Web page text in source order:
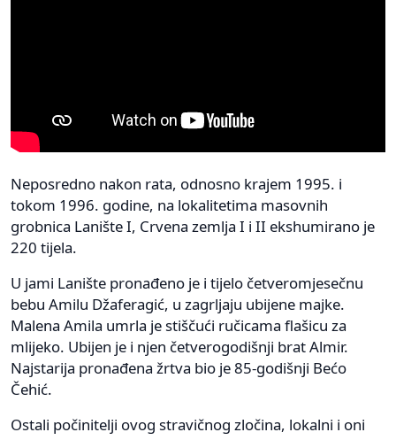
Neposredno nakon rata, odnosno krajem 1995. i
tokom 1996. godine, na lokalitetima masovnih
grobnica Lanište I, Crvena zemlja I i II ekshumirano je
220 tijela.
U jami Lanište pronađeno je i tijelo četveromjesečnu
bebu Amilu Džaferagić, u zagrljaju ubijene majke.
Malena Amila umrla je stiščući ručicama flašicu za
mlijeko. Ubijen je i njen četverogodišnji brat Almir.
Najstarija pronađena žrtva bio je 85-godišnji Bećo
Čehić.
Ostali počinitelji ovog stravičnog zločina, lokalni i oni